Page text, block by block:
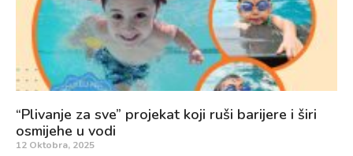
“Plivanje za sve” projekat koji ruši barijere i širi
osmijehe u vodi
12 Oktobra, 2025